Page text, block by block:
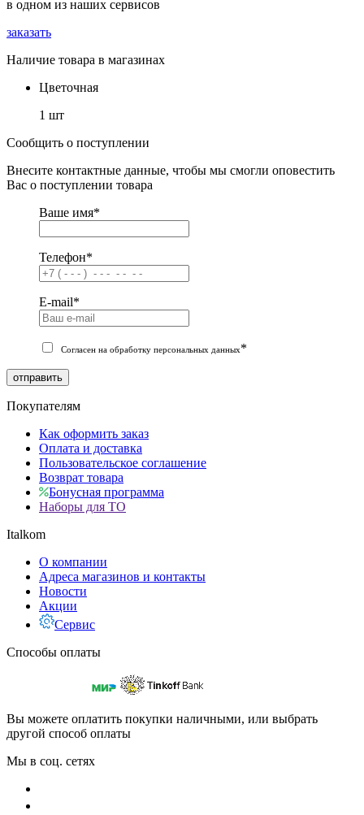
в одном из наших сервисов
заказать
Наличие товара в магазинах
Цветочная
1 шт
Сообщить о поступлении
Внесите контактные данные, чтобы мы смогли оповестить
Вас о поступлении товара
Ваше имя*
Телефон*
E-mail*
Согласен на обработку персональных данных*
отправить
Покупателям
Как оформить заказ
Оплата и доставка
Пользовательское соглашение
Возврат товара
Бонусная программа
Наборы для ТО
Italkom
О компании
Адреса магазинов и контакты
Новости
Акции
Сервис
Способы оплаты
Вы можете оплатить покупки наличными, или выбрать
другой способ оплаты
Мы в соц. сетях